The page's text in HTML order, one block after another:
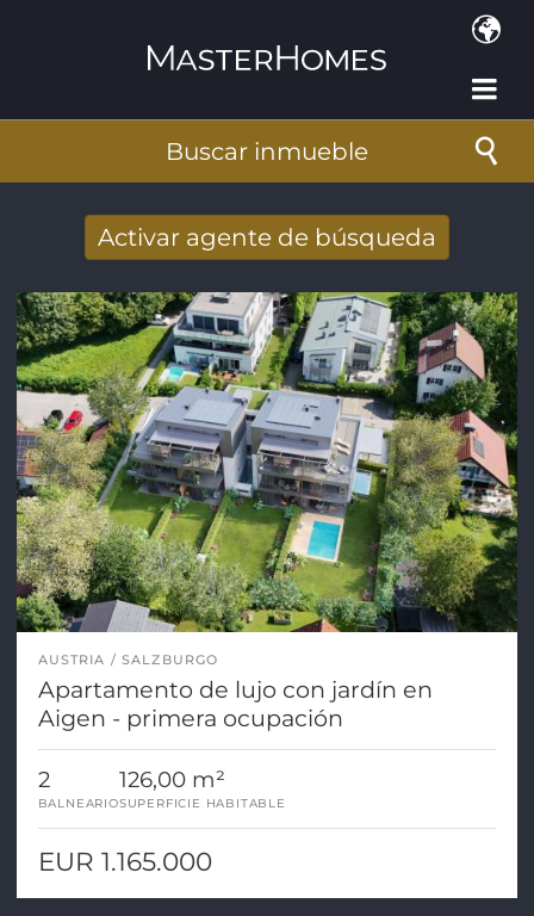
Buscar inmueble
Activar agente de búsqueda
por e-mail
Dirección de correo electrónico*
AUSTRIA SALZBURGO
Apartamento de lujo con jardín en
Aigen - primera ocupación
2
BALNEARIO
126,00 m²
SUPERFICIE HABITABLE
EUR 1.165.000